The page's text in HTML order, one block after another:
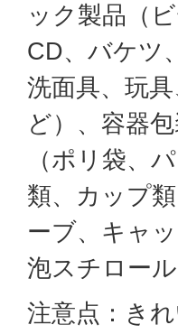
ック製品（
CD、バケツ
洗面具、玩
ど）、容器
（ポリ袋、
類、カップ
ーブ、キャ
泡スチロール
注意点：き